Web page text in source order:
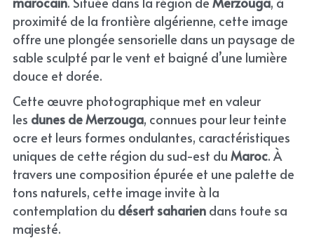
proximité de la frontière algérienne, cette image
offre une plongée sensorielle dans un paysage de
sable sculpté par le vent et baigné d’une lumière
douce et dorée.
Cette œuvre photographique met en valeur
les dunes de Merzouga, connues pour leur teinte
ocre et leurs formes ondulantes, caractéristiques
uniques de cette région du sud-est du Maroc. À
travers une composition épurée et une palette de
tons naturels, cette image invite à la
contemplation du désert saharien dans toute sa
majesté.